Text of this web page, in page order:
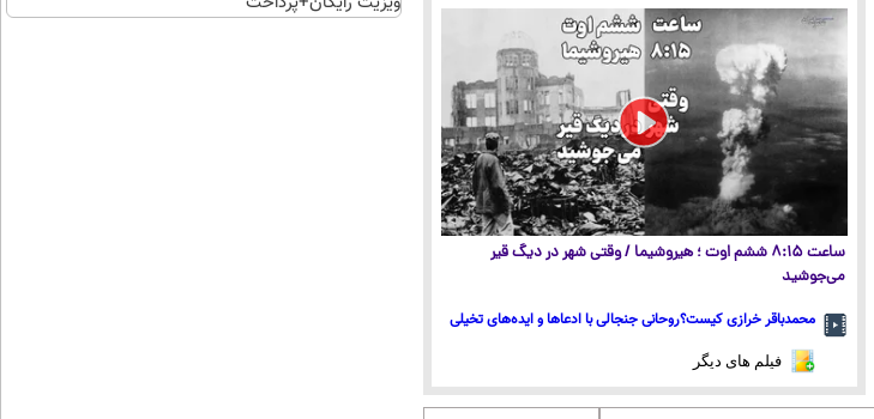
ساعت ۸:۱۵ ششم اوت ؛ هیروشیما / وقتی شهر در دیگ قیر
می‌جوشید
محمدباقر خرازی کیست؟روحانی جنجالی با ادعاها و ایده‌های تخیلی
فیلم های دیگر